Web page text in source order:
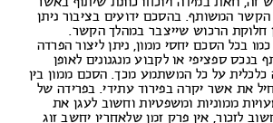
המשותף. בהסכם ידועים בציבור ניתן
הרכוש שייצבר במהלך הקשר.
הסכם יחסי ממון, ניתן ליצור הפרדה
ספציפי או לקבוע מנגנונים לאופן
על כל המשתמע מכך. הסכם ממון בין
את אשר יקרה בפירוד עתידי. בפרידה של
ממוניות ומשפטיות וחשוב לעגן את
אין פרק זמן שלאחריו יחשב זוג